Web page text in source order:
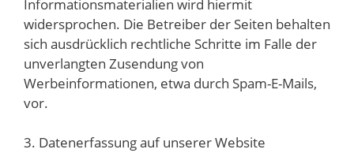
Informationsmaterialien wird hiermit
widersprochen. Die Betreiber der Seiten behalten
sich ausdrücklich rechtliche Schritte im Falle der
unverlangten Zusendung von
Werbeinformationen, etwa durch Spam-E-Mails,
vor.
3. Datenerfassung auf unserer Website